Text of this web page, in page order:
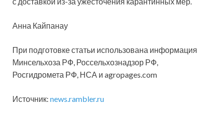
Анна Кайпанау
При подготовке статьи использована информация
Минсельхоза РФ, Россельхознадзор РФ,
Росгидромета РФ, НСА и agropages.com
Источник: news.rambler.ru